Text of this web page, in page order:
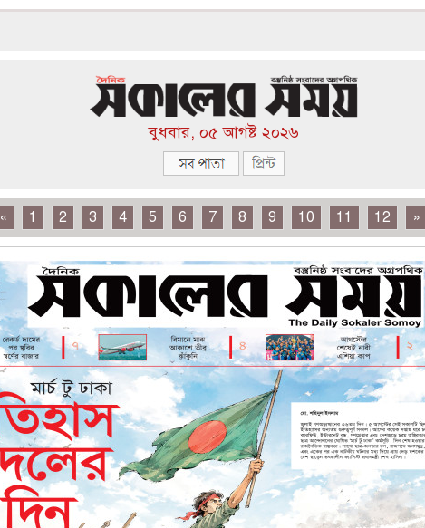
বুধবার, ০৫ আগষ্ট ২০২৬
« 1 2 3 4 5 6 7 8 9 10 11 12 »